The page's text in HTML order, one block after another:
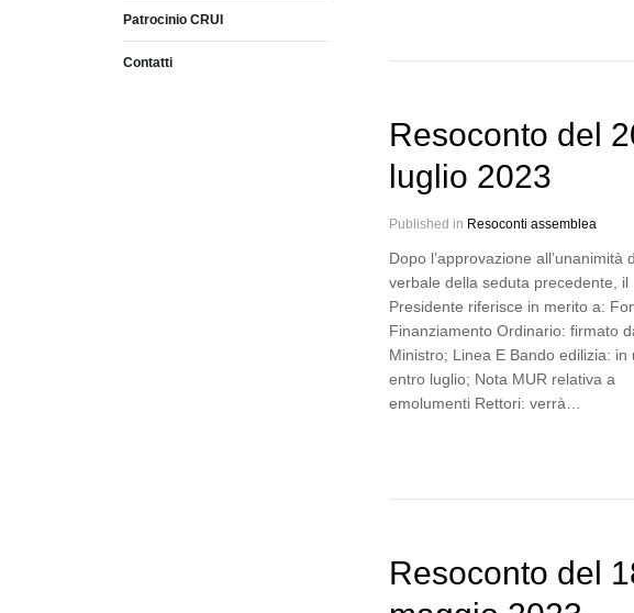
Resoconto del
luglio 2023
Published in Resoconti assemblea
Dopo l’approvazione all’unanimità
verbale della seduta precedente, il
Presidente riferisce in merito a:
Finanziamento Ordinario: firmato
Ministro; Linea E Bando edilizia: in
entro luglio; Nota MUR relativa a
emolumenti Rettori: verrà…
Resoconto del
Patrocinio CRUI
Contatti